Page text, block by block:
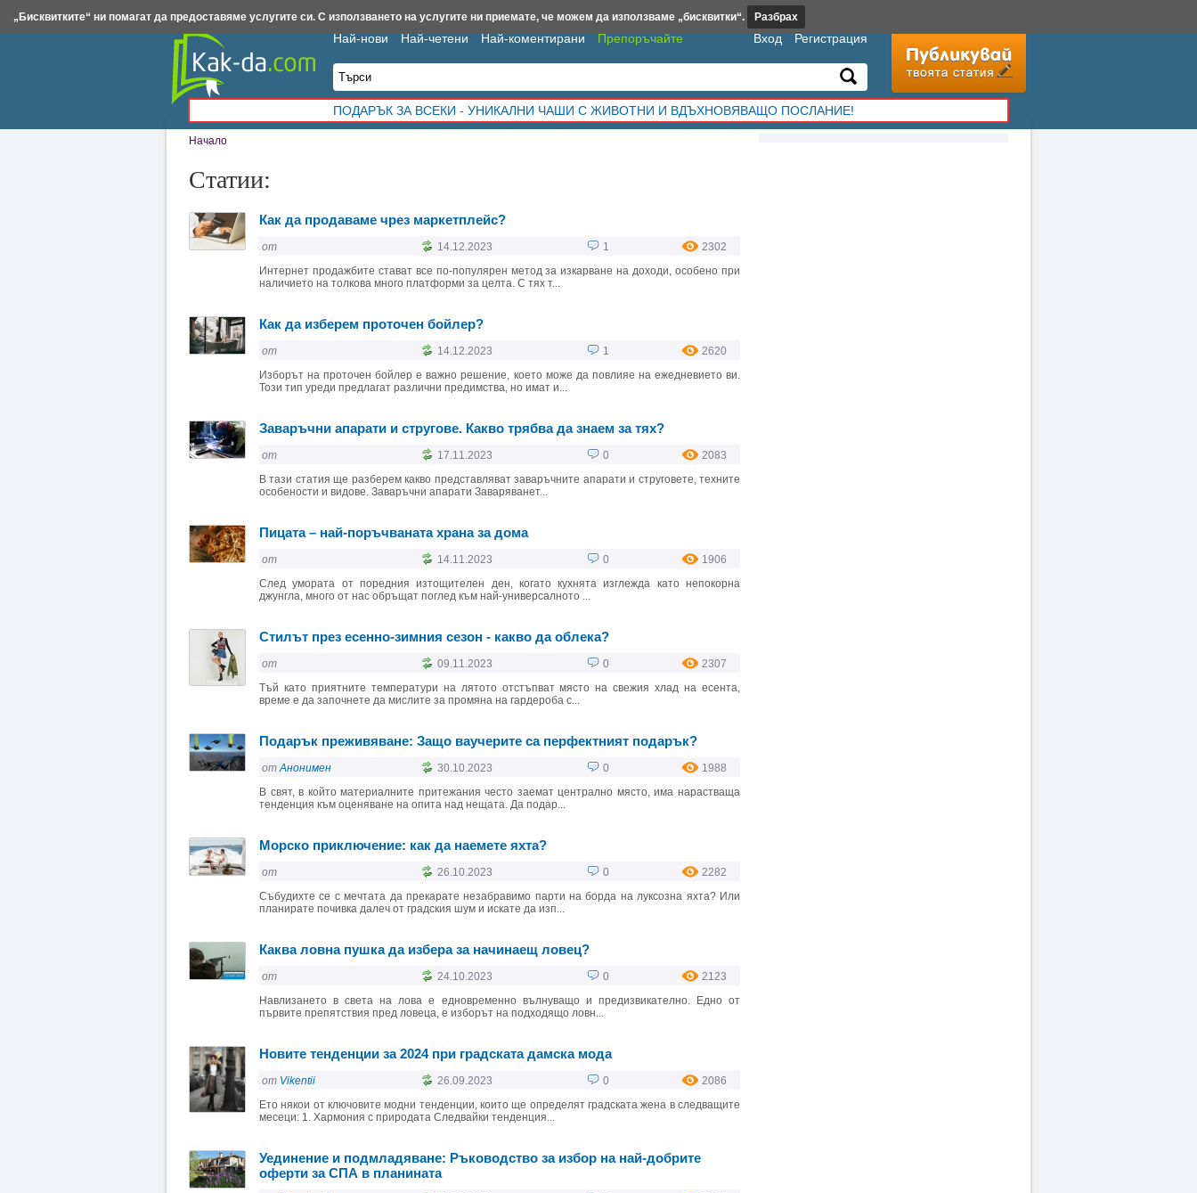
Начало
Статии:
Как да продаваме чрез маркетплейс?
от 14.12.2023 1
2302
Интернет продажбите стават все по-популярен метод за изкарване на доходи, особено при
наличието на толкова много платформи за целта. С тях т...
Как да изберем проточен бойлер?
от 14.12.2023 1
2620
Изборът на проточен бойлер е важно решение, което може да повлияе на ежедневието ви.
Този тип уреди предлагат различни предимства, но имат и...
Заваръчни апарати и стругове. Какво трябва да знаем за тях?
от 17.11.2023 0
2083
В тази статия ще разберем какво представляват заваръчните апарати и струговете, техните
особености и видове. Заваръчни апарати Заваряванет...
Пицата – най-поръчваната храна за дома
от 14.11.2023 0
1906
След умората от поредния изтощителен ден, когато кухнята изглежда като непокорна
джунгла, много от нас обръщат поглед към най-универсалното ...
Стилът през есенно-зимния сезон - какво да облека?
от 09.11.2023 0
2307
Тъй като приятните температури на лятото отстъпват място на свежия хлад на есента,
време е да започнете да мислите за промяна на гардероба с...
Подарък преживяванe: Защо ваучерите са перфектният подарък?
отАнонимен 30.10.2023 0
1988
В свят, в който материалните притежания често заемат централно място, има нарастваща
тенденция към оценяване на опита над нещата. Да подар...
Морско приключение: как да наемете яхта?
от 26.10.2023 0
2282
Събудихте се с мечтата да прекарате незабравимо парти на борда на луксозна яхта? Или
планирате почивка далеч от градския шум и искате да изп...
Каква ловна пушка да избера за начинаещ ловец?
от 24.10.2023 0
2123
Навлизането в света на лова е едновременно вълнуващо и предизвикателно. Едно от
първите препятствия пред ловеца, е изборът на подходящо ловн...
Новите тенденции за 2024 при градската дамска мода
от Vikentii 26.09.2023 0
2086
Ето някои от ключовите модни тенденции, които ще определят градската жена в следващите
месеци: 1. Хармония с природата Следвайки тенденция...
Уединение и подмладяване: Ръководство за избор на най-добрите
оферти за СПА в планината
Най-нови Най-четени Най-коментирани Препоръчайте Вход Регистрация
ПОДАРЪК ЗА ВСЕКИ - УНИКАЛНИ ЧАШИ С ЖИВОТНИ И ВДЪХНОВЯВАЩО ПОСЛАНИЕ!
Insert.bg Framar.bg Kak-da.com Iztochnik.com BauBau.bg NewAge.bg
„Бисквитките“ ни помагат да предоставяме услугите си. С използването на услугите ни приемате, че можем да използваме „бисквитки“. Разбрах